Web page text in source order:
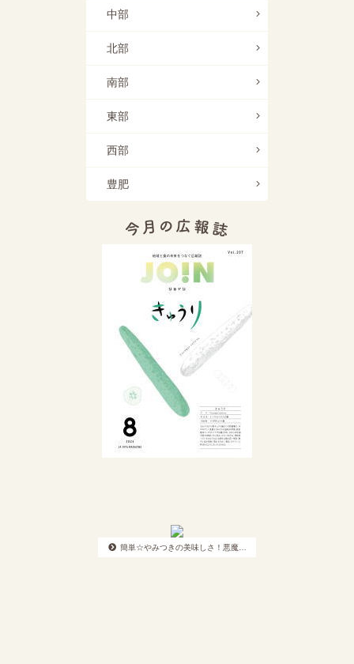
中部
北部
南部
東部
西部
豊肥
簡単☆やみつきの美味しさ！悪魔…